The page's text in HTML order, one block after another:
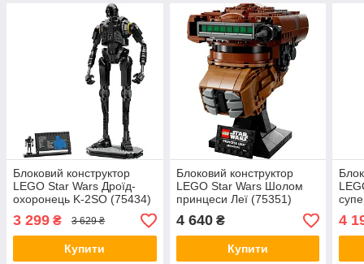
Блоковий конструктор
LEGO Star Wars Дроїд-
охоронець K-2SO (75434)
3 299 ₴ 3 629 ₴
Купити
Блоковий конструктор
LEGO Star Wars Шолом
принцеси Леї (75351)
4 640₴
Купити
4